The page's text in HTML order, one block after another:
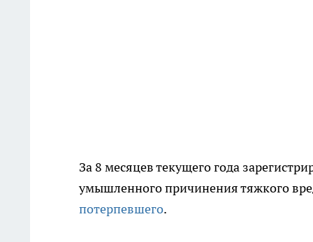
За 8 месяцев текущего года
умышленного причинения тяжкого
потерпевшего.